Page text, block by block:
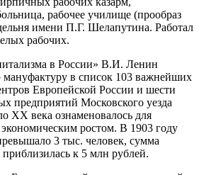
рабочее училище (прообраз
имени П.Г. Шелапутина. Работал
рабочих.
в России» В.И. Ленин
в список 103 важнейших
Европейской России и шести
предприятий Московского уезда
XX века ознаменовалось для
ростом. В 1903 году
3 тыс. человек, сумма
приблизилась к 5 млн рублей.